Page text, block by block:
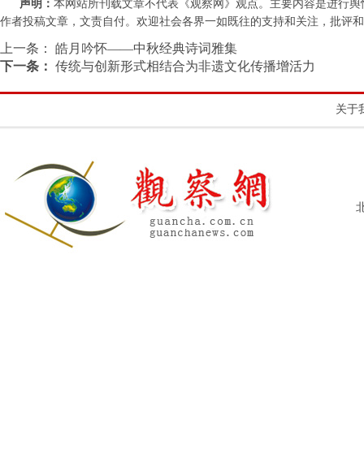
声明： 本网站所刊载文章不代表《观察网》观点。主要内容是进行
作者投稿文章，文责自付。欢迎社会各界一如既往的支持和关注，批评和
上一条：
皓月吟怀——中秋经典诗词雅集
下一条： 传统与创新形式相结合为非遗文化传播增活力
关于